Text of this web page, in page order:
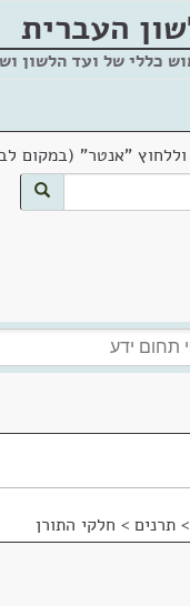
העברית
כללי של ועד הלשון
וללחוץ "אנטר" (במקום
תרנים > חלקי התורן